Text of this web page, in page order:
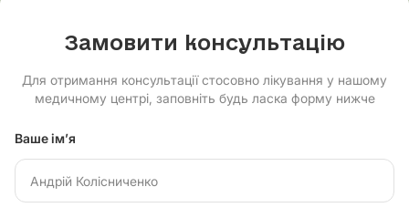
Замовити консультацію
Для отримання консультації стосовно лікування у нашому
медичному центрі, заповніть будь ласка форму нижче
Ваше ім’я